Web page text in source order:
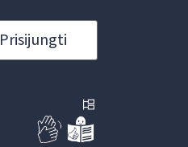
Prisijungti